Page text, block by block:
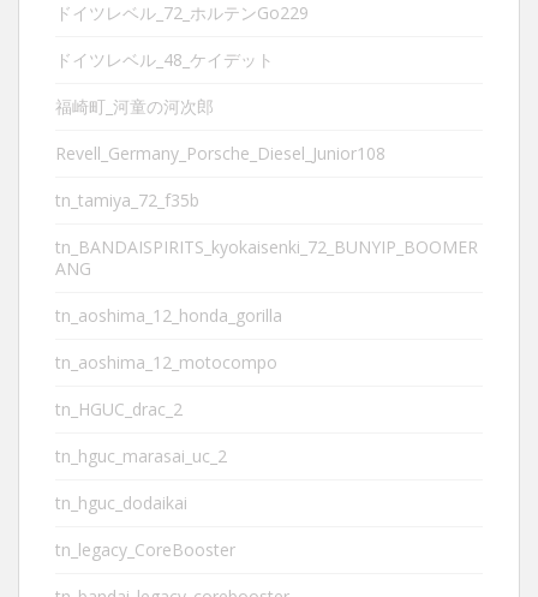
ドイツレベル_72_ホルテンGo229
ドイツレベル_48_ケイデット
福崎町_河童の河次郎
Revell_Germany_Porsche_Diesel_Junior108
tn_tamiya_72_f35b
tn_BANDAISPIRITS_kyokaisenki_72_BUNYIP_BOOMER
ANG
tn_aoshima_12_honda_gorilla
tn_aoshima_12_motocompo
tn_HGUC_drac_2
tn_hguc_marasai_uc_2
tn_hguc_dodaikai
tn_legacy_CoreBooster